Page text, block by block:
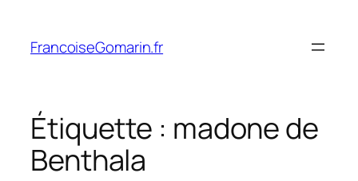
contenu
FrancoiseGomarin.fr
Étiquette : madone de
Benthala